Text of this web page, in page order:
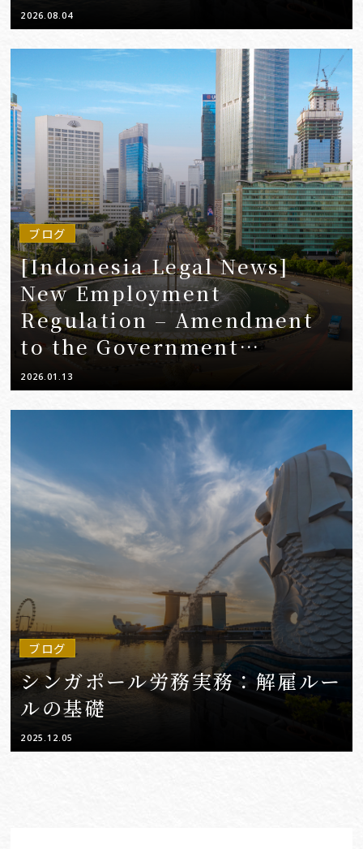
2026.08.04
ブログ
[Indonesia Legal News]
New Employment
Regulation – Amendment
to the Government
Regulation on Wages
2026.01.13
ブログ
シンガポール労務実務：解雇ルー
ルの基礎
2025.12.05